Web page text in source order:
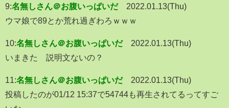
9:名無しさん＠お腹いっぱいだ
2022.01.13(Thu)
ウマ娘で89とか荒れ過ぎわろｗｗｗ
10:名無しさん＠お腹いっぱいだ
2022.01.13(Thu)
いまきた 説明文ないの？
11:名無しさん＠お腹いっぱいだ
2022.01.13(Thu)
投稿したのが01/12 15:37で54744も再生されてるってすご